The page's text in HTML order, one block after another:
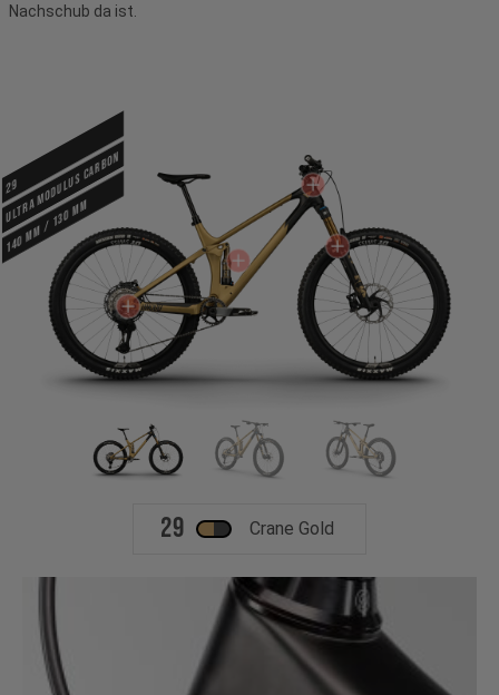
Nachschub da ist.
29
Ultra Modulus Carbon
140 mm / 130 mm
29 Crane Gold